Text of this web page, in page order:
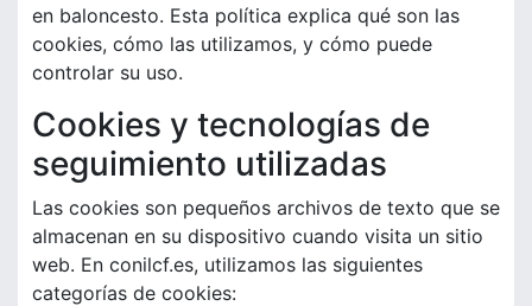
en baloncesto. Esta política explica qué son las
cookies, cómo las utilizamos, y cómo puede
controlar su uso.
Cookies y tecnologías de
seguimiento utilizadas
Las cookies son pequeños archivos de texto que se
almacenan en su dispositivo cuando visita un sitio
web. En conilcf.es, utilizamos las siguientes
categorías de cookies: